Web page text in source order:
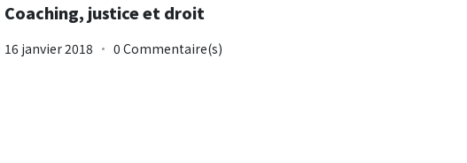
Coaching, justice et droit
16 janvier 2018 0 Commentaire(s)